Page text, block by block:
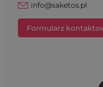
info@saketos.pl
Formularz